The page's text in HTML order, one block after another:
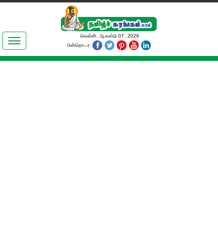
இலக்கியங்கள்
தமிழ் உலகம்
வெள்ளி, ஆகஸ்டு 07, 2026
பின்தொடர